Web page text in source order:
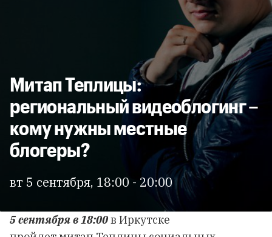
Митап Теплицы:
региональный видеоблогинг –
кому нужны местные
блогеры?
вт 5 сентября, 18:00 - 20:00
5 сентября в 18:00в Иркутске